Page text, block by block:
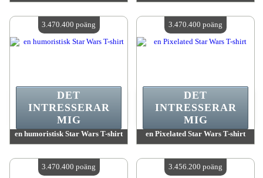
Antal tillgängliga:4
Antal tillgängliga:4
en humoristisk Star Wars T-shirt
Antal tillgängliga:4
DET
INTRESSERAR
MIG
3.470.400 poäng
en Pixelated Star Wars T-shirt
Antal tillgängliga:4
DET
INTRESSERAR
MIG
3.470.400 poäng
3.470.400 poäng 3.456.200 poäng